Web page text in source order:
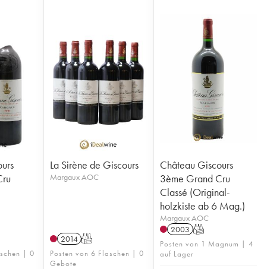
| 0
La Sirène de Giscours
Margaux AOC
2014 T
Posten von 6 Flaschen | 0
Gebote
Château Giscours
3ème Grand Cru
Classé (Original-
holzkiste ab 6 Mag.)
Margaux AOC
2003 T
Posten von 1 Magnum | 4
auf Lager